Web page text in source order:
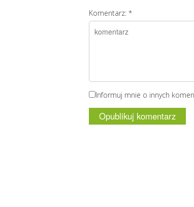
Komentarz: *
Informuj mnie o innych